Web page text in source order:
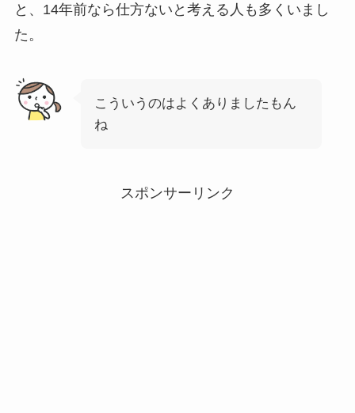
と、14年前なら仕方ないと考える人も多くいまし
た。
こういうのはよくありましたもん
ね
スポンサーリンク